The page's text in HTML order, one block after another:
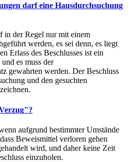
darf eine Hausdurchsuchung
in der Regel nur mit einem
werden, es sei denn, es liegt
Erlass des Beschlusses ist ein
es muss der
gewahrten werden. Der Beschluss
und den gesuchten
aufgrund bestimmter Umstände
Beweismittel verloren gehen
wird, und daher keine Zeit
einzuholen.